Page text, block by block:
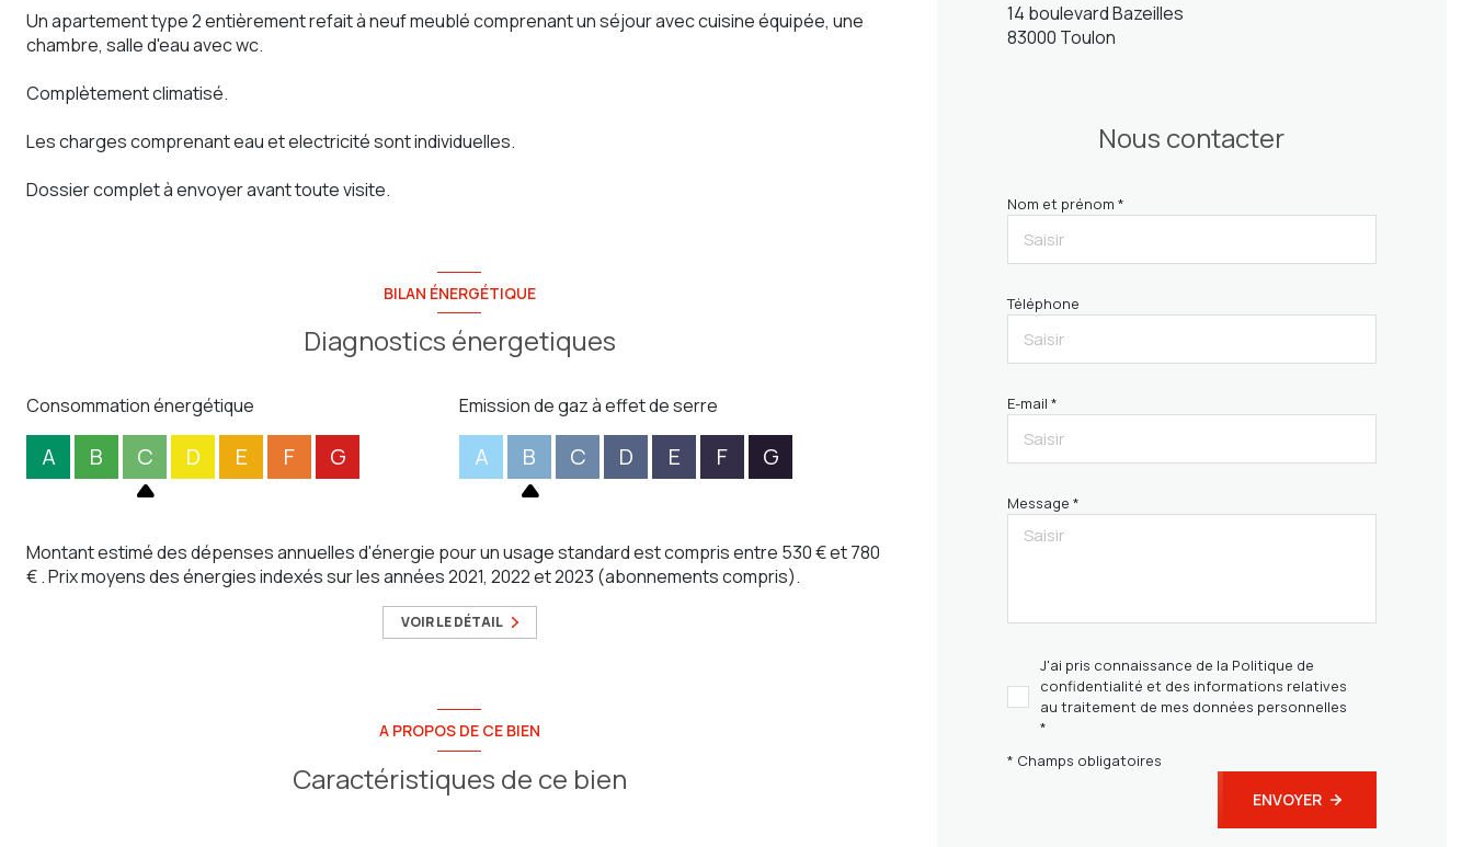
Un apartement type 2 entièrement refait à neuf meublé comprenant un séjour avec cuisine équipée, une
chambre, salle d'eau avec wc.
Complètement climatisé.
Les charges comprenant eau et electricité sont individuelles.
Dossier complet à envoyer avant toute visite.
BILAN ÉNERGÉTIQUE
Diagnostics énergetiques
Consommation énergétique
A B C D E F G
Emission de gaz à effet de serre
A B C D E F G
Montant estimé des dépenses annuelles d'énergie pour un usage standard est compris entre 530 € et 780
€ . Prix moyens des énergies indexés sur les années 2021, 2022 et 2023 (abonnements compris).
VOIR LE DÉTAIL
A PROPOS DE CE BIEN
Caractéristiques de ce bien
14 boulevard Bazeilles
83000 Toulon
Nous contacter
Nom et prénom *
Téléphone
E-mail *
Message *
J'ai pris connaissance de la Politique de
confidentialité et des informations relatives
au traitement de mes données personnelles
*
* Champs obligatoires
ENVOYER